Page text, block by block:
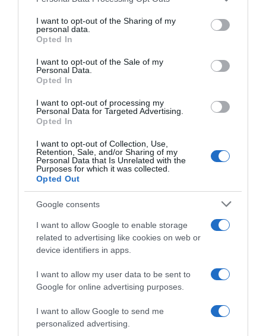
not limited to your visit or usage behaviour. You may click to
grant or deny consent to Google and its third-party tags to
use your data for below specified purposes in below Google
consent section.
I want to opt-out of the Sharing of my
personal data.
Opted In
I want to opt-out of the Sale of my
Personal Data.
Opted In
I want to opt-out of processing my
Personal Data for Targeted Advertising.
Opted In
I want to opt-out of Collection, Use,
Retention, Sale, and/or Sharing of my
Personal Data that Is Unrelated with the
Purposes for which it was collected.
Opted Out
Google consents
I want to allow Google to enable storage
related to advertising like cookies on web or
device identifiers in apps.
I want to allow my user data to be sent to
Google for online advertising purposes.
I want to allow Google to send me
personalized advertising.
LIFESTYLE
Τι λέει ο Έλληνας που σχεδίασε το official
poster για τη συναυλία των Metallica στην
Το παρασκήνιο πίσω από την αφίσα που εντυπωσίασε
κοινό και μπάντα
11.05.2026 - 10:31